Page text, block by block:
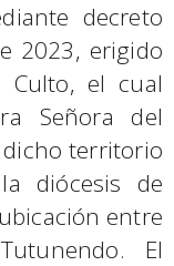
decreto
2023, erigido
el cual
Señora del
dicho territorio
diócesis de
entre
El